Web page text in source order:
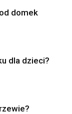
domek
dla dzieci?